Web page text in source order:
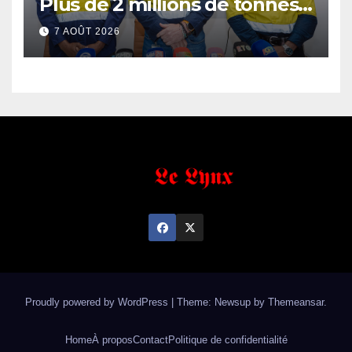
de fer exportées
7 AOÛT 2026
Proudly powered by WordPress Theme: Newsup by Themeansar.
HomeÀ proposContactPolitique de confidentialité